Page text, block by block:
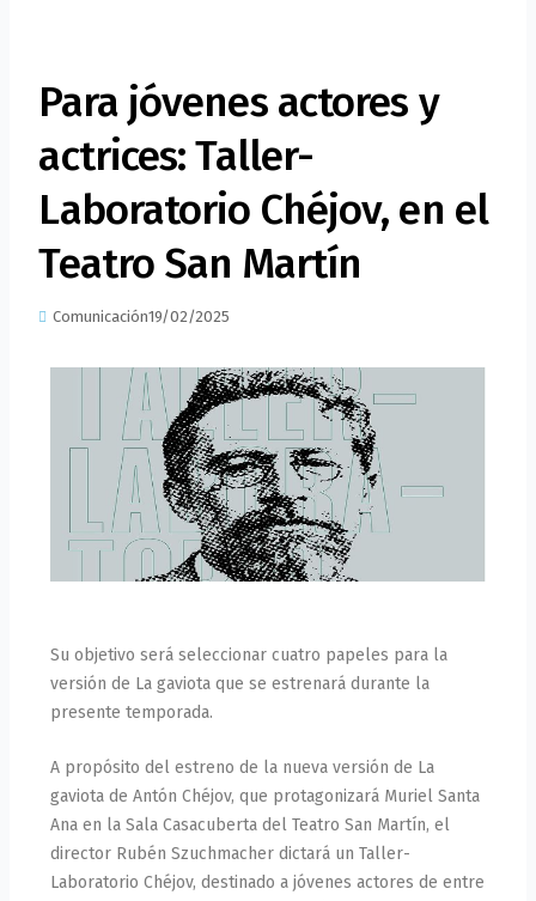
Para jóvenes actores y
actrices: Taller-
Laboratorio Chéjov, en el
Teatro San Martín
Comunicación19/02/2025
Su objetivo será seleccionar cuatro papeles para la
versión de La gaviota que se estrenará durante la
presente temporada.
A propósito del estreno de la nueva versión de La
gaviota de Antón Chéjov, que protagonizará Muriel Santa
Ana en la Sala Casacuberta del Teatro San Martín, el
director Rubén Szuchmacher dictará un Taller-
Laboratorio Chéjov, destinado a jóvenes actores de entre